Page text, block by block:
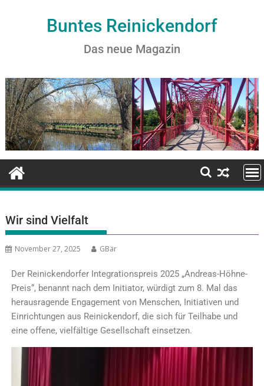
Buntes Reinickendorf
Das neue Magazin
Wir sind Vielfalt
November 27, 2025 GBär
Der Reinickendorfer Integrationspreis 2025 „Andreas-Höhne-
Preis“, benannt nach dem Initiator, würdigt zum 8. Mal das
herausragende Engagement von Menschen, Initiativen und
Einrichtungen aus Reinickendorf, die sich für Teilhabe und
eine offene, vielfältige Gesellschaft einsetzen.